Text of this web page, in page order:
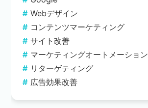
Webデザイン
コンテンツマーケティング
サイト改善
マーケティングオートメーション
リターゲティング
広告効果改善